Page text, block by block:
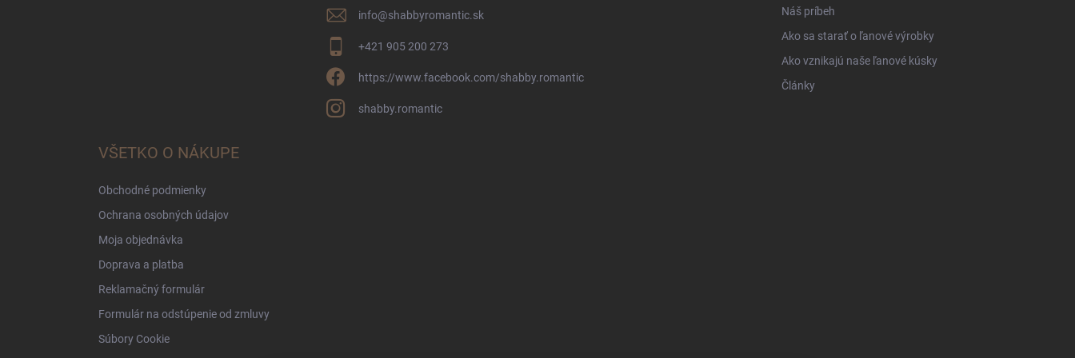
info@shabbyromantic.sk
+421 905 200 273
https://www.facebook.com/shabby.romantic
shabby.romantic
Náš príbeh
Ako sa starať o ľanové výrobky
Ako vznikajú naše ľanové kúsky
Články
VŠETKO O NÁKUPE
Obchodné podmienky
Ochrana osobných údajov
Moja objednávka
Doprava a platba
Reklamačný formulár
Formulár na odstúpenie od zmluvy
Súbory Cookie